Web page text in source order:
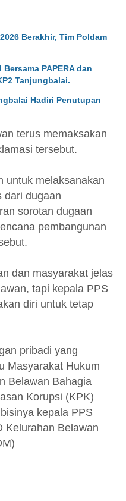
Berakhir, Tim Poldam
PAPERA dan
Tanjungbalai.
Hadiri Penutupan
terus memaksakan
tersebut.
untuk melaksanakan
dari dugaan
sorotan dugaan
pembangunan
dan masyarakat jelas
tapi kepala PPS
diri untuk tetap
pribadi yang
Masyarakat Hukum
Belawan Bahagia
Korupsi (KPK)
kepala PPS
Kelurahan Belawan